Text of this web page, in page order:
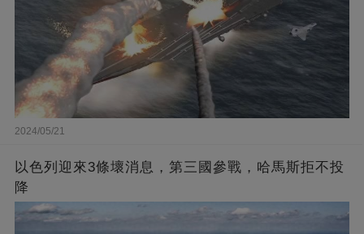
2024/05/21
以色列迎來3條壞消息，第三國參戰，哈馬斯拒不投
降